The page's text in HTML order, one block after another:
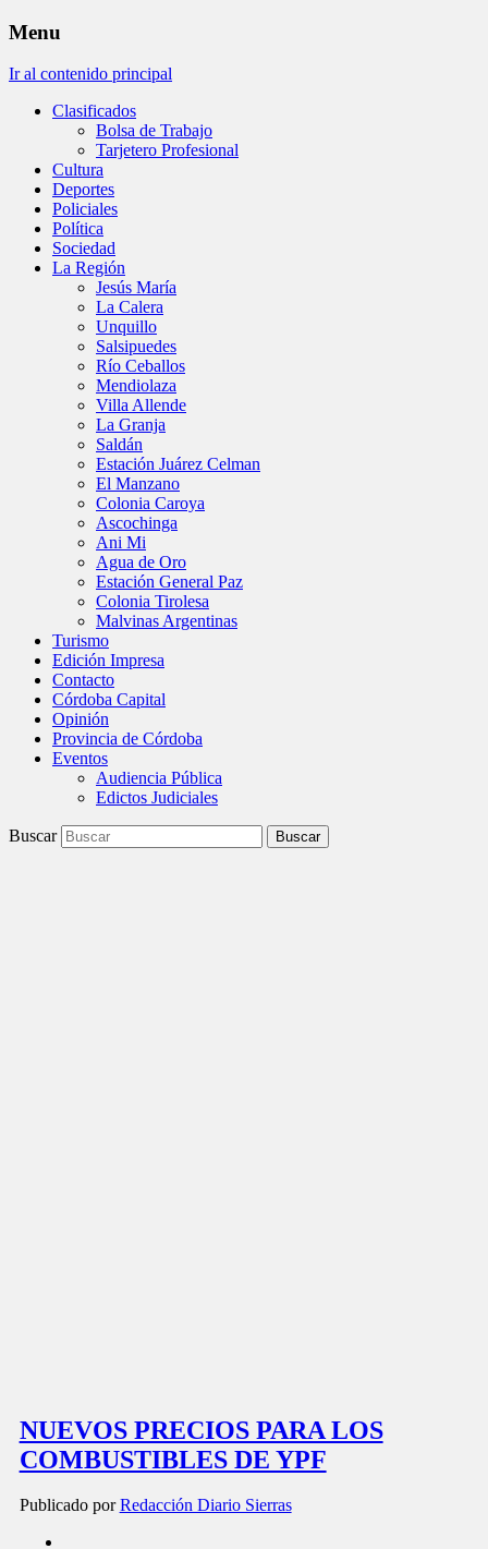
Menu
Ir al contenido principal
Clasificados
Bolsa de Trabajo
Tarjetero Profesional
Cultura
Deportes
Policiales
Política
Sociedad
La Región
Jesús María
La Calera
Unquillo
Salsipuedes
Río Ceballos
Mendiolaza
Villa Allende
La Granja
Saldán
Estación Juárez Celman
El Manzano
Colonia Caroya
Ascochinga
Ani Mi
Agua de Oro
Estación General Paz
Colonia Tirolesa
Malvinas Argentinas
Turismo
Edición Impresa
Contacto
Córdoba Capital
Opinión
Provincia de Córdoba
Eventos
Audiencia Pública
Edictos Judiciales
Buscar
NUEVOS PRECIOS PARA LOS
COMBUSTIBLES DE YPF
Publicado porRedacción Diario Sierras